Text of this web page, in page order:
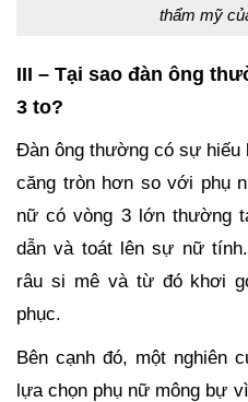
thẩm mỹ
III – Tại sao đàn ông
3 to?
Đàn ông thường có sự
căng tròn hơn so với phụ
nữ có vòng 3 lớn thường
dẫn và toát lên sự nữ
râu si mê và từ đó khơi
phục.
Bên cạnh đó, một nghiên
lựa chọn phụ nữ mông bự